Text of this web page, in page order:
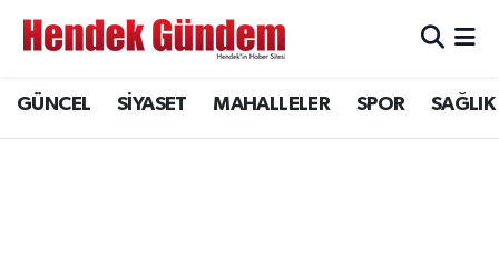
GÜNCEL SİYASET MAHALLELER SPOR SAĞLIK
Sakarya Hava Durumu